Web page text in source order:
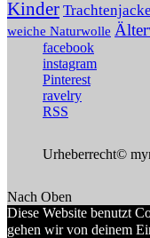
Kinder
weiche Naturwolle
facebook
instagram
Pinterest
ravelry
RSS
Urheberrecht©
Nach Oben
Diese Website benutzt
gehen wir von deinem